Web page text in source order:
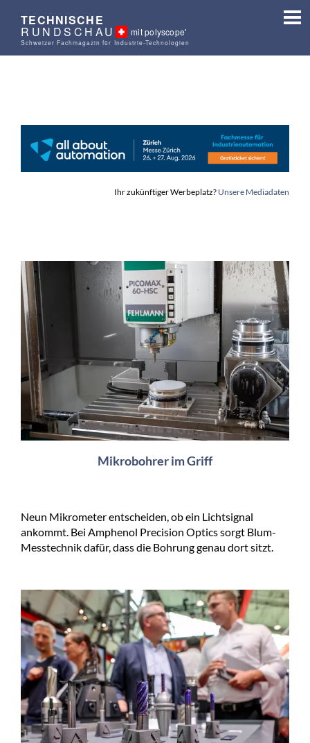
TECHNISCHE
RUNDSCHAU mit polyscope'
Schweizer Fachmagazin für Industrie-Technologien
Ihr zukünftiger Werbeplatz? Unsere Mediadaten
Mikrobohrer im Griff
Neun Mikrometer entscheiden, ob ein Lichtsignal
ankommt. Bei Amphenol Precision Optics sorgt Blum-
Messtechnik dafür, dass die Bohrung genau dort sitzt.